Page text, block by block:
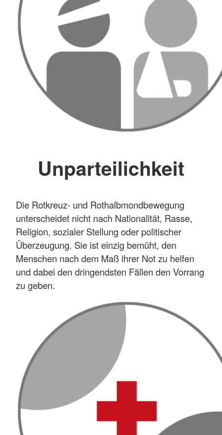
Unparteilichkeit
Die Rotkreuz- und Rothalbmondbewegung
unterscheidet nicht nach Nationalität, Rasse,
Religion, sozialer Stellung oder politischer
Überzeugung. Sie ist einzig bemüht, den
Menschen nach dem Maß ihrer Not zu helfen
und dabei den dringendsten Fällen den Vorrang
zu geben.